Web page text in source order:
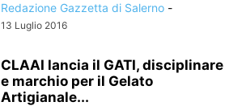
Redazione Gazzetta di Salerno -
13 Luglio 2016
CLAAI lancia il GATI, disciplinare
e marchio per il Gelato
Artigianale...